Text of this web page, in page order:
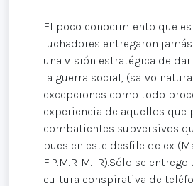
El poco conocimiento que
luchadores entregaron
una visión estratégica de
la guerra social, (salvo
excepciones como todo
experiencia de aquellos que
combatientes subversivos
pues en este desfile de ex
F.P.M.R-M.I.R).Sólo se
cultura conspirativa de